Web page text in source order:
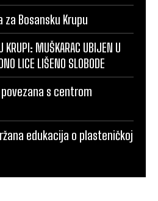
Bosansku Krupu
KRUPI: MUŠKARAC UBIJEN U
LICE LIŠENO SLOBODE
s centrom
edukacija o plasteničkoj